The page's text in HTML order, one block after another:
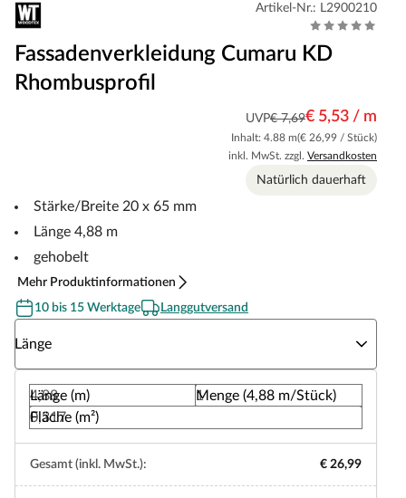
Artikel-Nr.: L2900210
Fassadenverkleidung Cumaru KD
Rhombusprofil
UVP€ 7,69€ 5,53 / m
Inhalt: 4.88 m(€ 26,99 / Stück)
inkl. MwSt. zzgl. Versandkosten
Natürlich dauerhaft
Stärke/Breite 20 x 65 mm
Länge 4,88 m
gehobelt
Mehr Produktinformationen
10 bis 15 Werktage
Langgutversand
Länge
Länge (m)
Menge (4,88 m/Stück)
Fläche (m²)
Gesamt (inkl. MwSt.): € 26,99